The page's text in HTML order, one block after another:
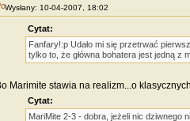
Wysłany: 10-04-2007, 18:02
Cytat:
Fanfary!:p Udało mi się przetrwać
tylko to, że główna bohatera jest jedną z
Marimite stawia na realizm...o
Cytat:
MariMite 2-3 - dobra, jeżeli nic dziwnego